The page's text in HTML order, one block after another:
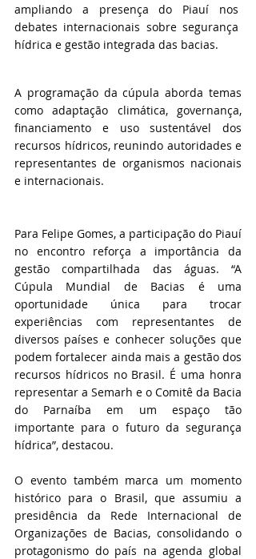
ampliando a presença do Piauí nos
debates internacionais sobre segurança
hídrica e gestão integrada das bacias.
A programação da cúpula aborda temas
como adaptação climática, governança,
financiamento e uso sustentável dos
recursos hídricos, reunindo autoridades e
representantes de organismos nacionais
e internacionais.
Para Felipe Gomes, a participação do Piauí
no encontro reforça a importância da
gestão compartilhada das águas. “A
Cúpula Mundial de Bacias é uma
oportunidade única para trocar
experiências com representantes de
diversos países e conhecer soluções que
podem fortalecer ainda mais a gestão dos
recursos hídricos no Brasil. É uma honra
representar a Semarh e o Comitê da Bacia
do Parnaíba em um espaço tão
importante para o futuro da segurança
hídrica”, destacou.
O evento também marca um momento
histórico para o Brasil, que assumiu a
presidência da Rede Internacional de
Organizações de Bacias, consolidando o
protagonismo do país na agenda global